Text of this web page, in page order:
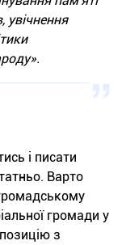
увічнення
і писати
Варто
громади у
з